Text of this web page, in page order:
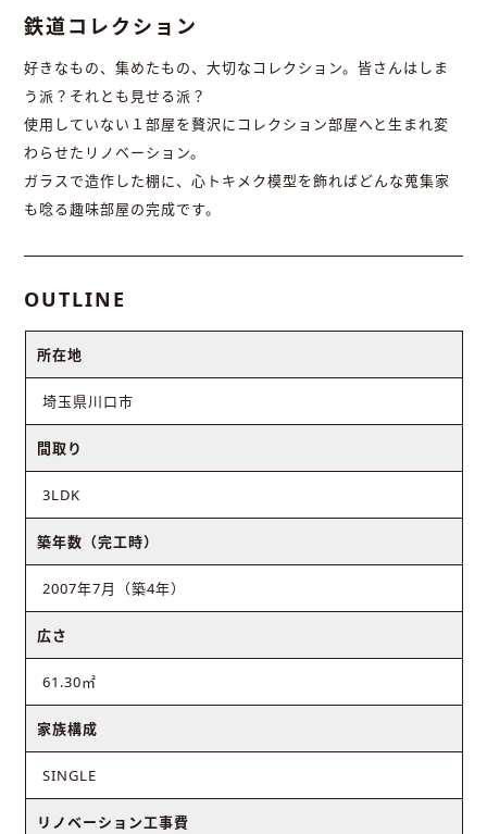
鉄道コレクション
好きなもの、集めたもの、大切なコレクション。皆さんはしま
う派？それとも見せる派？
使用していない１部屋を贅沢にコレクション部屋へと生まれ変
わらせたリノベーション。
ガラスで造作した棚に、心トキメク模型を飾ればどんな蒐集家
も唸る趣味部屋の完成です。
OUTLINE
所在地
埼玉県川口市
間取り
3LDK
築年数（完工時）
2007年7月（築4年）
広さ
61.30㎡
家族構成
SINGLE
リノベーション工事費